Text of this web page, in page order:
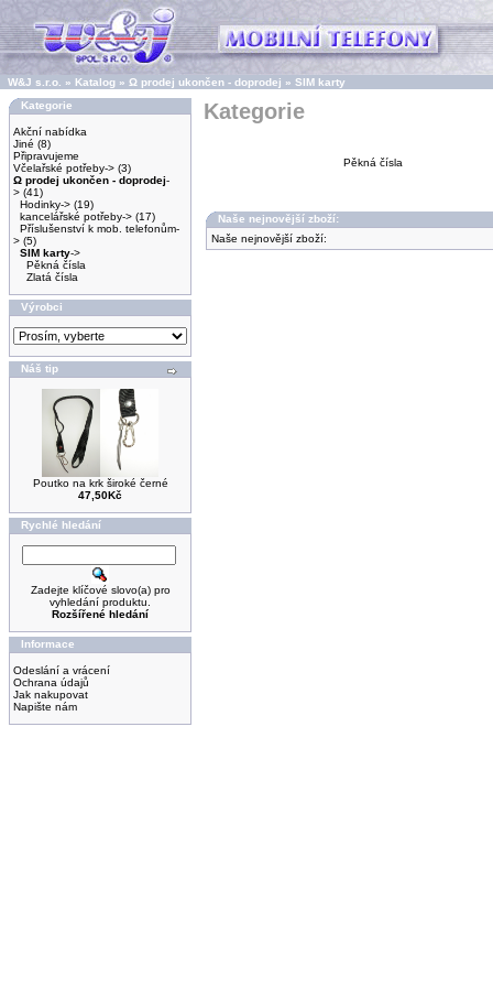
W&J s.r.o. » Katalog » Ω prodej ukončen - doprodej » SIM karty
Kategorie
Akční nabídka
Jiné (8)
Připravujeme
Včelařské potřeby-> (3)
Ω prodej ukončen - doprodej-
> (41)
Hodinky-> (19)
kancelářské potřeby-> (17)
Příslušenství k mob. telefonům-
> (5)
SIM karty->
Pěkná čísla
Zlatá čísla
Výrobci
Náš tip
Poutko na krk široké černé
47,50Kč
Rychlé hledání
Zadejte klíčové slovo(a) pro
vyhledání produktu.
Rozšířené hledání
Informace
Odeslání a vrácení
Ochrana údajů
Jak nakupovat
Napište nám
Kategorie
Pěkná čísla
Naše nejnovější zboží:
Naše nejnovější zboží: